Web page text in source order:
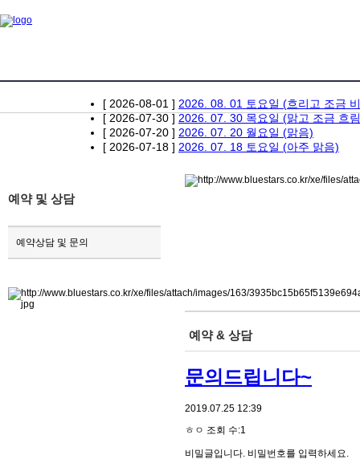
[ 2026-08-01 ] 2026. 08. 01 토요일 (흐리고 조금
[ 2026-07-30 ] 2026. 07. 30 목요일 (맑고 조금 흐
[ 2026-07-20 ] 2026. 07. 20 월요일 (맑음)
[ 2026-07-18 ] 2026. 07. 18 토요일 (아주 맑음)
예약 & 상담
문의드립니다~
2019.07.25 12:39
ㅎㅇ 조회 수:1
비밀글입니다. 비밀번호를 입력하세요.
예약 및 상담
예약상담 및 문의